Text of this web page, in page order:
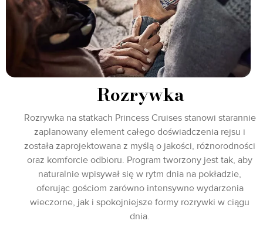
Rozrywka
Rozrywka na statkach Princess Cruises stanowi starannie
zaplanowany element całego doświadczenia rejsu i
została zaprojektowana z myślą o jakości, różnorodności
oraz komforcie odbioru. Program tworzony jest tak, aby
naturalnie wpisywał się w rytm dnia na pokładzie,
oferując gościom zarówno intensywne wydarzenia
wieczorne, jak i spokojniejsze formy rozrywki w ciągu
dnia.